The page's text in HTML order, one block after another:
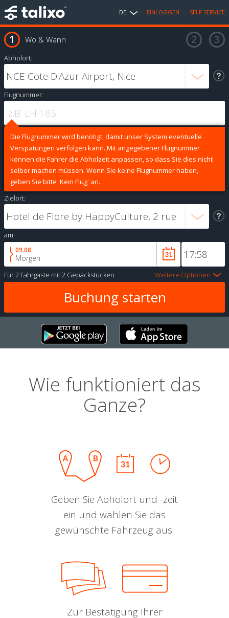
DE EINLOGGEN SELF SERVICE
Wo & Wann
Abholort:
Flugnummer:
Die Flugnummer wird benötigt, damit unser System eventuelle
Verspätungen verfolgen kann. Mit angegebener Flugnummer
können die Fahrer die Abholzeit anpassen, so dass Sie dies nicht
selber machen müssen. Wenn Sie keine Flugnummer haben,
geben Sie bitte 'Kein Flug' an.
Zielort:
am:
09.08
Morgen
Für2 Fahrgäste mit2 Gepäckstücken Weitere Optionen
Wie funktioniert das
Ganze?
Geben Sie Abholort und -zeit
ein und wählen Sie das
gewünschte Fahrzeug aus.
Zur Bestätigung Ihrer